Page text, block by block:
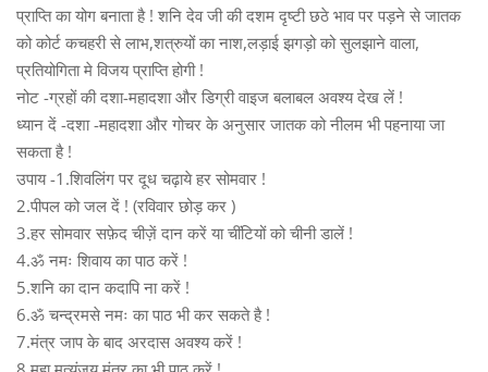
प्राप्ति का योग बनाता है ! शनि देव जी की दशम दृष्टी छठे भाव पर पड़ने से जातक
को कोर्ट कचहरी से लाभ,शत्रुयों का नाश,लड़ाई झगड़ो को सुलझाने वाला,
प्रतियोगिता मे विजय प्राप्ति होगी !
नोट -ग्रहों की दशा-महादशा और डिग्री वाइज बलाबल अवश्य देख लें !
ध्यान दें -दशा -महादशा और गोचर के अनुसार जातक को नीलम भी पहनाया जा
सकता है !
उपाय -1.शिवलिंग पर दूध चढ़ाये हर सोमवार !
2.पीपल को जल दें ! (रविवार छोड़ कर )
3.हर सोमवार सफ़ेद चीज़ें दान करें या चींटियों को चीनी डालें !
4.ॐ नमः शिवाय का पाठ करें !
5.शनि का दान कदापि ना करें !
6.ॐ चन्द्रमसे नमः का पाठ भी कर सकते है !
7.मंत्र जाप के बाद अरदास अवश्य करें !